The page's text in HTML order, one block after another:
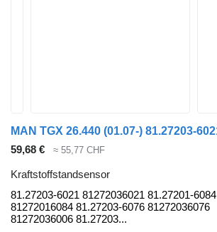
59,68 € ≈ 55,77 CHF
Kraftstoffstandsensor
81.27203-6021 81272036021 81.27201-6084
81272016084 81.27203-6076 81272036076
81272036006 81.27203...